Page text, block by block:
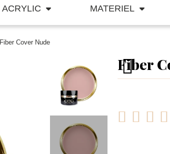
ACRYLIC MATERIEL
Fiber Cover Nude
Fiber
   